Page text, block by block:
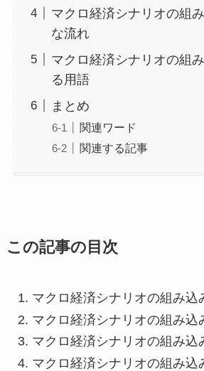
マクロ経済シナリオの組
な流れ
マクロ経済シナリオの組
る用語
まとめ
関連ワード
関連する記事
この記事の目次
マクロ経済シナリオの組み込
マクロ経済シナリオの組み込
マクロ経済シナリオの組み込
マクロ経済シナリオの組み込